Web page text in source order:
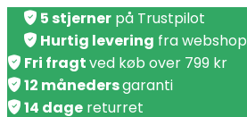
5 stjerner på Trustpilot
Hurtig levering fra webshop
Fri fragtved køb over 799 kr
12 månedersgaranti
14 dage returret